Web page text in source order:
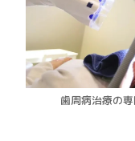
歯周病治療の